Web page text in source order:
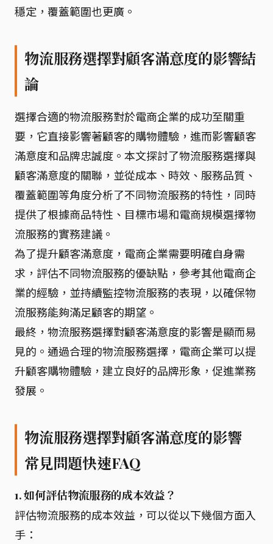
穩定，覆蓋範圍也更廣。
物流服務選擇對顧客滿意度的影響結
論
選擇合適的物流服務對於電商企業的成功至關重
要，它直接影響著顧客的購物體驗，進而影響顧客
滿意度和品牌忠誠度。本文探討了物流服務選擇與
顧客滿意度的關聯，並從成本、時效、服務品質、
覆蓋範圍等角度分析了不同物流服務的特性，同時
提供了根據商品特性、目標市場和電商規模選擇物
流服務的實務建議。
為了提升顧客滿意度，電商企業需要明確自身需
求，評估不同物流服務的優缺點，參考其他電商企
業的經驗，並持續監控物流服務的表現，以確保物
流服務能夠滿足顧客的期望。
最終，物流服務選擇對顧客滿意度的影響是顯而易
見的。通過合理的物流服務選擇，電商企業可以提
升顧客購物體驗，建立良好的品牌形象，促進業務
發展。
物流服務選擇對顧客滿意度的影響
常見問題快速FAQ
1. 如何評估物流服務的成本效益？
評估物流服務的成本效益，可以從以下幾個方面入
手：